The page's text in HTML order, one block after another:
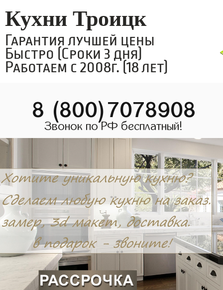
Кухни Троицк
Гарантия лучшей цены
Быстро (Сроки 3 дня)
Работаем с 2008г. (18 лет)
8 (800)7078908
Звонок по РФ бесплатный!